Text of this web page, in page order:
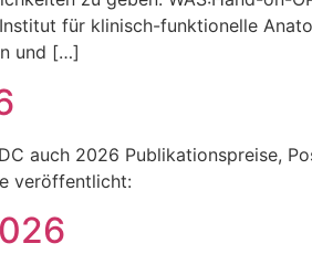
für klinisch-funktionelle
und […]
auch 2026 Publikationspreise,
veröffentlicht: